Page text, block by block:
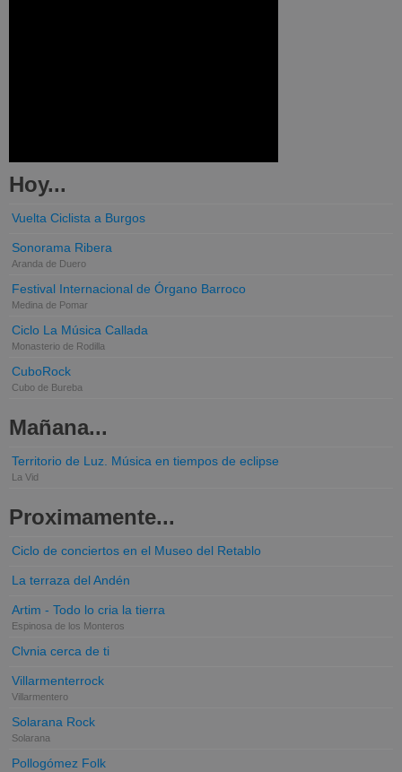
Hoy...
Vuelta Ciclista a Burgos
Sonorama Ribera
Aranda de Duero
Festival Internacional de Órgano Barroco
Medina de Pomar
Ciclo La Música Callada
Monasterio de Rodilla
CuboRock
Cubo de Bureba
Mañana...
Territorio de Luz. Música en tiempos de eclipse
La Vid
Proximamente...
Ciclo de conciertos en el Museo del Retablo
La terraza del Andén
Artim - Todo lo cria la tierra
Espinosa de los Monteros
Clvnia cerca de ti
Villarmenterrock
Villarmentero
Solarana Rock
Solarana
Pollogómez Folk